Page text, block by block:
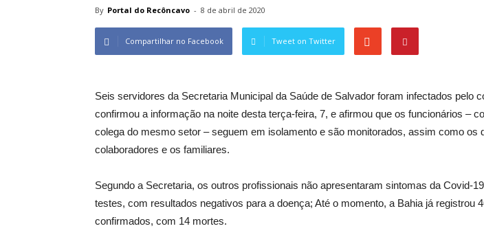
By Portal do Recôncavo - 8 de abril de 2020
Compartilhar no Facebook Tweet on Twitter
Seis servidores da Secretaria Municipal da Saúde de Salvador foram infectados pelo
confirmou a informação na noite desta terça-feira, 7, e afirmou que os funcionários –
colega do mesmo setor – seguem em isolamento e são monitorados, assim como os
colaboradores e os familiares.
Segundo a Secretaria, os outros profissionais não apresentaram sintomas da Covid-
testes, com resultados negativos para a doença; Até o momento, a Bahia já registrou
confirmados, com 14 mortes.